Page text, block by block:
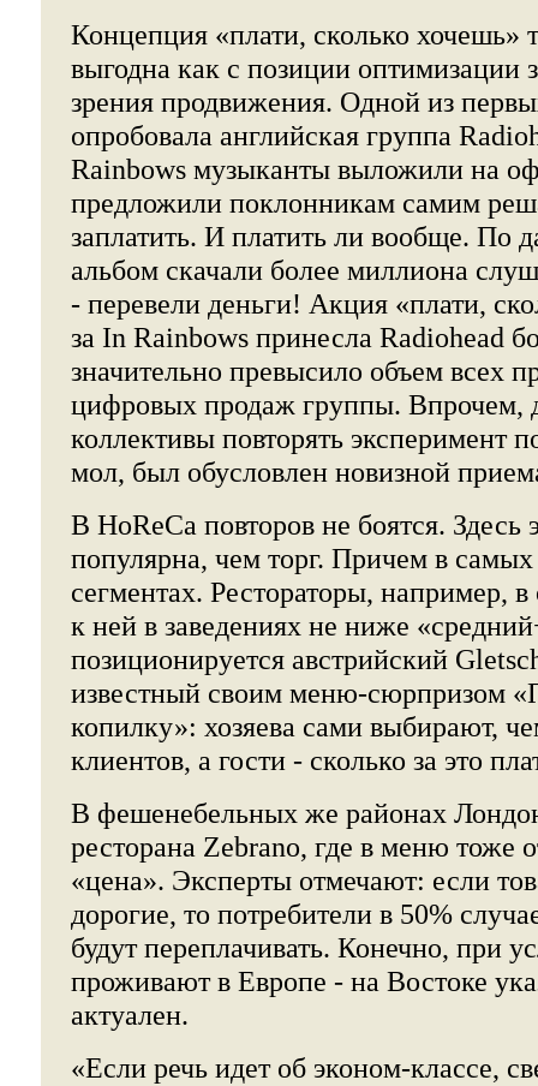
Концепция «плати, сколько хочешь»
выгодна как с позиции оптимизации
зрения продвижения. Одной из
опробовала английская группа
Rainbows музыканты выложили на
предложили поклонникам самим
заплатить. И платить ли вообще. По
альбом скачали более миллиона
- перевели деньги! Акция «плати,
за In Rainbows принесла Radiohead
значительно превысило объем всех
цифровых продаж группы. Впрочем,
коллективы повторять эксперимент
мол, был обусловлен новизной
В HoReCa повторов не боятся. Здесь
популярна, чем торг. Причем в
сегментах. Рестораторы, например,
к ней в заведениях не ниже
позиционируется австрийский
известный своим меню-сюрпризом
копилку»: хозяева сами выбирают,
клиентов, а гости - сколько за это
В фешенебельных же районах
ресторана Zebrano, где в меню тоже
«цена». Эксперты отмечают: если
дорогие, то потребители в 50%
будут переплачивать. Конечно, при
проживают в Европе - на Востоке
актуален.
«Если речь идет об эконом-классе,